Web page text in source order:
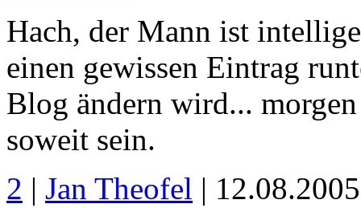
Hach, der Mann ist
einen gewissen Eintrag
Blog ändern wird...
soweit sein.
2 | Jan Theofel |